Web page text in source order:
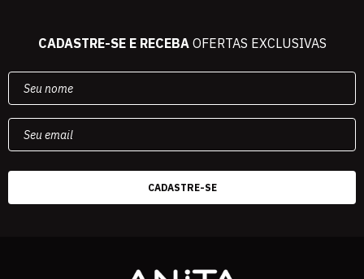
CADASTRE-SE E RECEBAOFERTAS EXCLUSIVAS